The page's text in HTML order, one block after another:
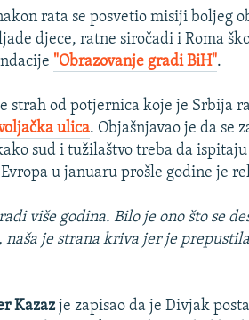
rata se posvetio misiji boljeg
djece, ratne siročadi i Roma
"Obrazovanje gradi BiH".
strah od potjernica koje je Srbija
ulica. Objašnjavao je da se
sud i tužilaštvo treba da
u januaru prošle godine je
više godina. Bilo je ono što se
naša je strana kriva jer je
Kazazje zapisao da je Divjak